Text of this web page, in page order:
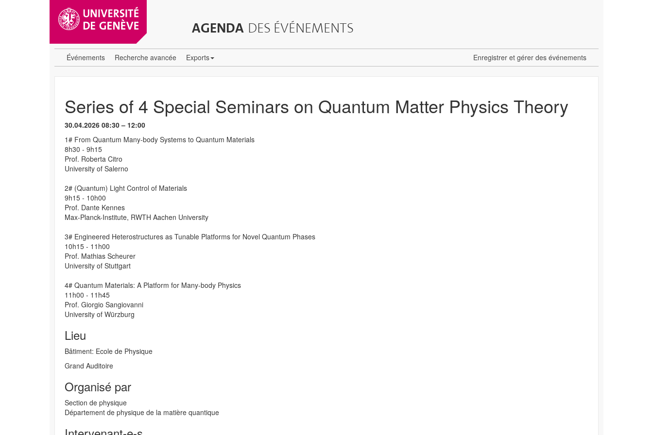
AGENDA DES ÉVÉNEMENTS
Événements Recherche avancée Exports Enregistrer et gérer des événements
Series of 4 Special Seminars on Quantum Matter Physics Theory
30.04.2026 08:30 – 12:00
1# From Quantum Many-body Systems to Quantum Materials
8h30 - 9h15
Prof. Roberta Citro
University of Salerno
2# (Quantum) Light Control of Materials
9h15 - 10h00
Prof. Dante Kennes
Max-Planck-Institute, RWTH Aachen University
3# Engineered Heterostructures as Tunable Platforms for Novel Quantum Phases
10h15 - 11h00
Prof. Mathias Scheurer
University of Stuttgart
4# Quantum Materials: A Platform for Many-body Physics
11h00 - 11h45
Prof. Giorgio Sangiovanni
University of Würzburg
Lieu
Bâtiment: Ecole de Physique
Grand Auditoire
Organisé par
Section de physique
Département de physique de la matière quantique